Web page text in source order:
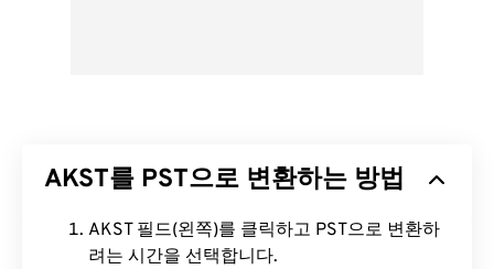
AKST를 PST으로 변환하는 방법
AKST 필드(왼쪽)를 클릭하고 PST으로 변환하
려는 시간을 선택합니다.